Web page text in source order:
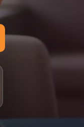
الإنجليزية، الفرنسية